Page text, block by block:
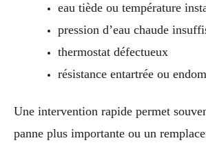
eau tiède ou température
pression d’eau chaude
thermostat défectueux
résistance entartrée ou
Une intervention rapide permet
panne plus importante ou un